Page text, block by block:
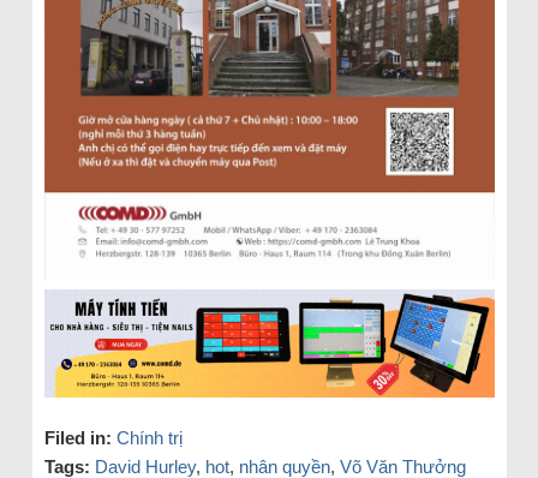
Filed in: Chính trị
Tags: David Hurley, hot, nhân quyền, Võ Văn Thưởng